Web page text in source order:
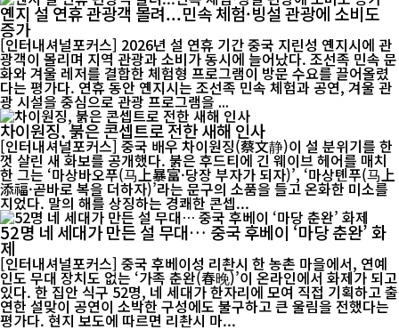
옌지 설 연휴 관광객 몰려...민속 체험·빙설 관광에 소비도
증가
[인터내셔널포커스] 2026년 설 연휴 기간 중국 지린성 옌지시에 관
광객이 몰리며 지역 관광과 소비가 동시에 늘어났다. 조선족 민속 문
화와 겨울 레저를 결합한 체험형 프로그램이 방문 수요를 끌어올렸
다는 평가다. 연휴 동안 옌지시는 조선족 민속 체험과 공연, 겨울 관
광 시설을 중심으로 관광 프로그램을 ...
차이원징, 붉은 콘셉트로 전한 새해 인사
[인터내셔널포커스] 중국 배우 차이원징(蔡文静)이 설 분위기를 한
껏 살린 새 화보를 공개했다. 붉은 후드티에 긴 웨이브 헤어를 매치
한 그는 ‘마상바오푸(马上暴富·당장 부자가 되자)’, ‘마상톈푸(马上
添福·곧바로 복을 더하자)’라는 문구의 소품을 들고 온화한 미소를
지었다. 말의 해를 상징하는 경쾌한 콘셉...
52명 네 세대가 만든 설 무대… 중국 후베이 ‘마당 춘완’ 화
제
[인터내셔널포커스] 중국 후베이성 리촨시 한 농촌 마을에서, 연예
인도 무대 장치도 없는 ‘가족 춘완(春晚)’이 온라인에서 화제가 되고
있다. 한 집안 식구 52명, 네 세대가 한자리에 모여 직접 기획하고 출
연한 설맞이 공연이 소박한 구성에도 불구하고 큰 울림을 전했다는
평가다. 현지 보도에 따르면 리촨시 마...